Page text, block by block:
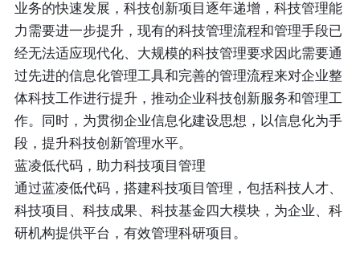
业务的快速发展，科技创新项目逐年递增，科技管理能
力需要进一步提升，现有的科技管理流程和管理手段已
经无法适应现代化、大规模的科技管理要求因此需要通
过先进的信息化管理工具和完善的管理流程来对企业整
体科技工作进行提升，推动企业科技创新服务和管理工
作。同时，为贯彻企业信息化建设思想，以信息化为手
段，提升科技创新管理水平。
蓝凌低代码，助力科技项目管理
通过蓝凌低代码，搭建科技项目管理，包括科技人才、
科技项目、科技成果、科技基金四大模块，为企业、科
研机构提供平台，有效管理科研项目。